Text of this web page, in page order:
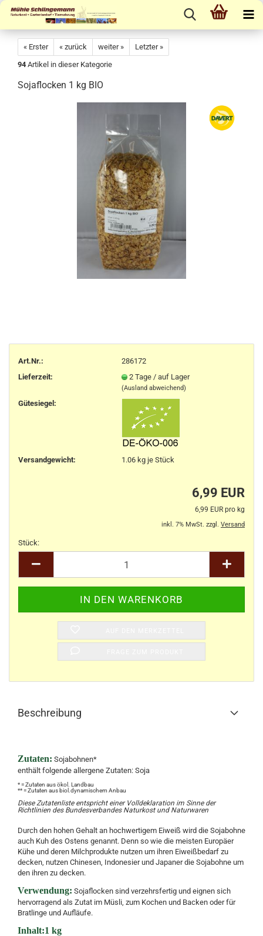
« Erster « zurück weiter »
Letzter »
94 Artikel in dieser Kategorie
Sojaflocken 1 kg BIO
Art.Nr.:
286172
Lieferzeit:
2 Tage / auf Lager
(Ausland abweichend)
Gütesiegel:
Versandgewicht: 1.06kg je Stück
6,99 EUR
6,99 EUR pro kg
inkl. 7% MwSt. zzgl. Versand
Stück:
Beschreibung
Zutaten: Sojabohnen*
enthält folgende allergene Zutaten: Soja
* = Zutaten aus ökol. Landbau
** = Zutaten aus biol.dynamischem Anbau
Diese Zutatenliste entspricht einer Volldeklaration im Sinne der
Richtlinien des Bundesverbandes Naturkost und Naturwaren
Durch den hohen Gehalt an hochwertigem Eiweiß wird die Sojabohne
auch Kuh des Ostens genannt. Denn so wie die meisten Europäer
Kühe und deren Milchprodukte nutzen um ihren Eiweißbedarf zu
decken, nutzen Chinesen, Indonesier und Japaner die Sojabohne um
den ihren zu decken.
Verwendung: Sojaflocken sind verzehrsfertig und eignen sich
hervorragend als Zutat im Müsli, zum Kochen und Backen oder für
Bratlinge und Aufläufe.
Inhalt:1 kg